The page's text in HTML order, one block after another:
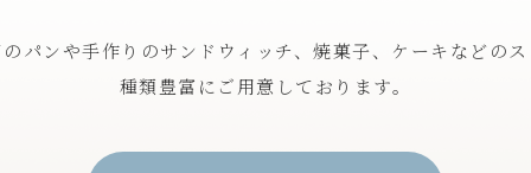
パンや手作りのサンドウィッチ、焼菓子、ケーキなどの
種類豊富にご用意しております。